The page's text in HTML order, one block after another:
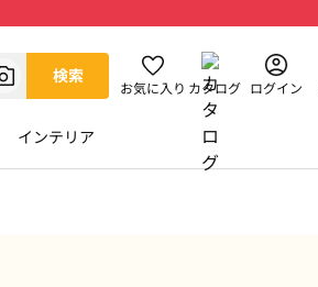
検索
お気に入り カタログ ログイン
インテリア